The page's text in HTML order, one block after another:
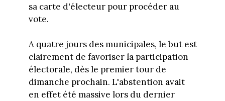
sa carte d'électeur pour procéder au
vote.
A quatre jours des municipales, le but est
clairement de favoriser la participation
électorale, dès le premier tour de
dimanche prochain. L'abstention avait
en effet été massive lors du dernier